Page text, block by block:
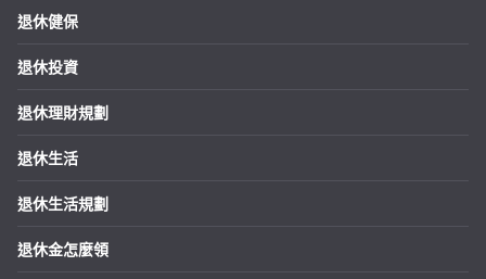
退休健保
退休投資
退休理財規劃
退休生活
退休生活規劃
退休金怎麼領